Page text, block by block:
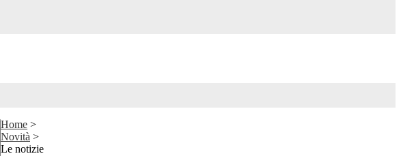
Home >
Novità >
Le notizie